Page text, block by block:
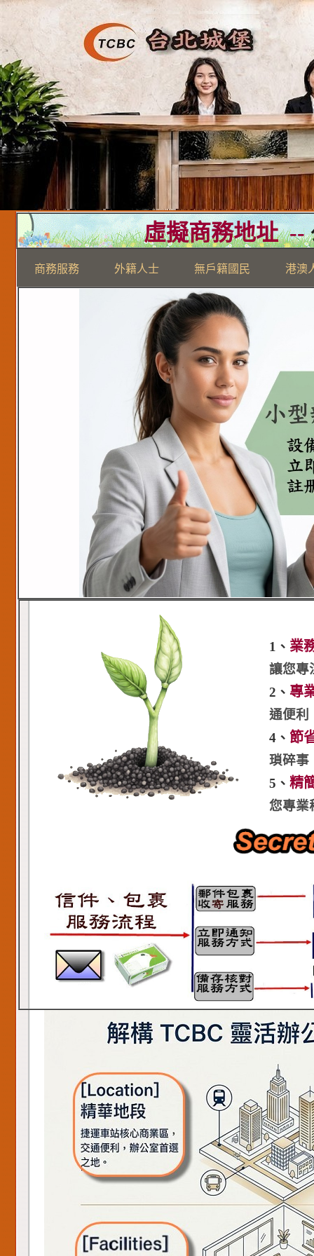
虛擬商務地址--
商務服務 外籍人士 無戶籍國民 港澳
1、 業
讓您專
2、 專
通便利
4、 節
瑣碎事
5、 精
您專業